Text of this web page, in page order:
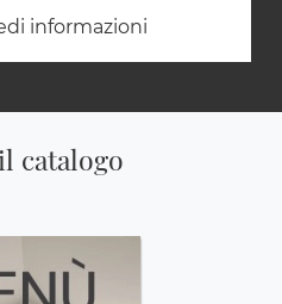
informazioni
catalogo